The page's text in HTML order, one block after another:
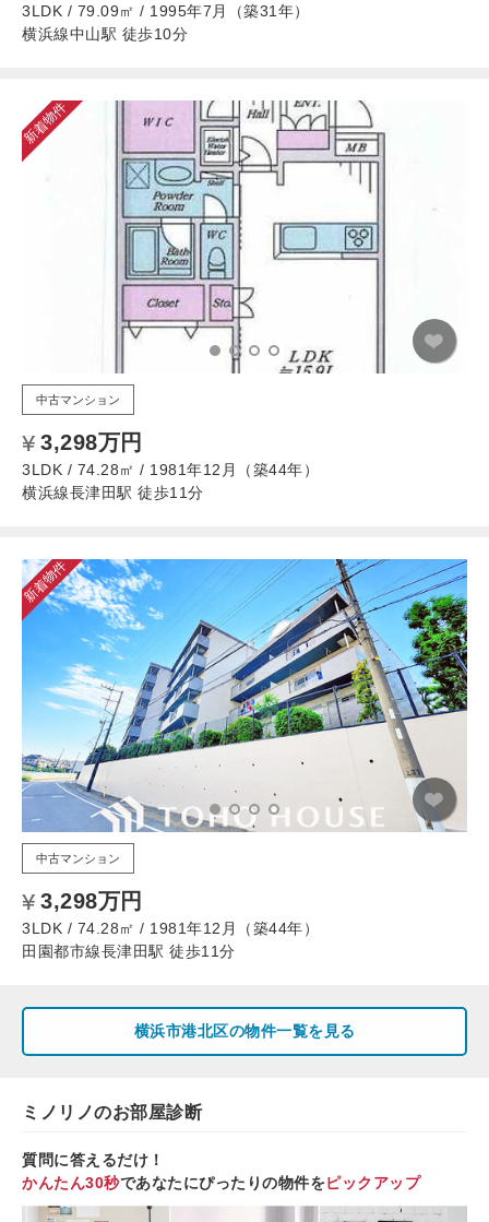
3LDK / 79.09㎡ / 1995年7月（築31年）
横浜線中山駅 徒歩10分
新着物件
中古マンション
3,298万円
3LDK / 74.28㎡ / 1981年12月（築44年）
横浜線長津田駅 徒歩11分
新着物件
中古マンション
3,298万円
3LDK / 74.28㎡ / 1981年12月（築44年）
田園都市線長津田駅 徒歩11分
横浜市港北区の物件一覧を見る
ミノリノのお部屋診断
質問に答えるだけ！
かんたん30秒であなたにぴったりの物件をピックアップ